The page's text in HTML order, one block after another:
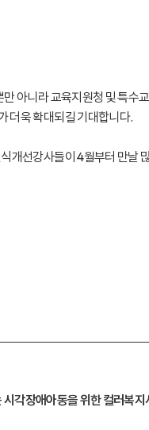
아니라 교육지원청 및 특수
더욱 확대되길 기대합니다.
개선강사들이 4월부터 만날
각장애아동을 위한 컬러복지